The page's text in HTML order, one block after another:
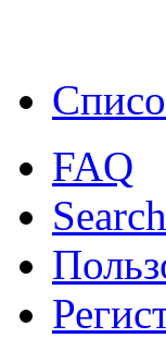
FAQ
Search